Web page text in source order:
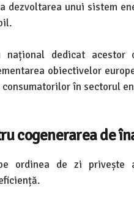
dezvoltarea unui sistem
național dedicat acestor
obiectivelor
în sectorul
cogenerarea de
ordinea de zi privește